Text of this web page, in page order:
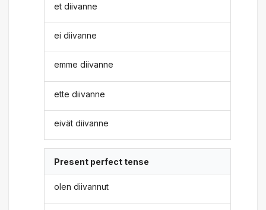
et diivanne
ei diivanne
emme diivanne
ette diivanne
eivät diivanne
Present perfect tense
olen diivannut